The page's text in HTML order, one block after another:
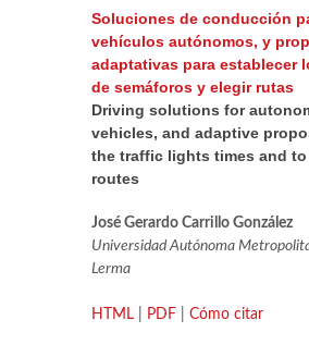
Soluciones de conducción
vehículos autónomos, y
adaptativas para establecer
de semáforos y elegir rutas
Driving solutions for
vehicles, and adaptive
the traffic lights times and
routes
José Gerardo Carrillo González
Universidad Autónoma
Lerma
HTML PDF Cómo citar